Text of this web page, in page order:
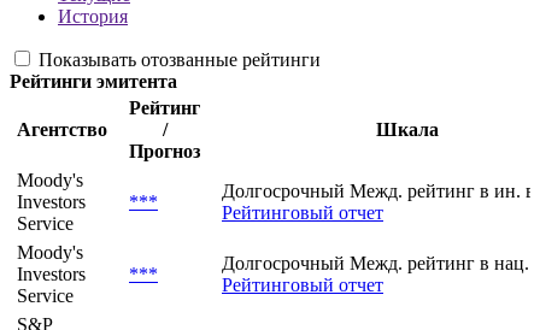
Рейтинги
Текущие
Показывать отозванные рейтинги
Рейтинги эмитента
Агентство
Рейтинг
Шкала
Moody's
Investors
Service
***
Долгосрочный Межд. рейтинг в ин.
Рейтинговый отчет